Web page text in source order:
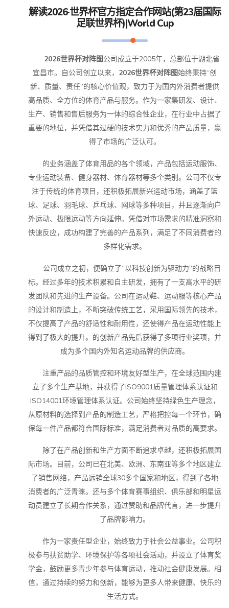
解读2026·世界杯官方指定合作网站(第23届国际
足联世界杯)|World Cup
2026世界杯对阵图公司成立于2005年，总部位于湖北省
宜昌市。自公司创立以来， 2026世界杯对阵图始终秉持“创
新、质量、责任”的核心价值观，致力于为国内外消费者提供
高品质、全方位的体育产品与服务。作为一家集研发、设计、
生产、销售和售后服务为一体的综合性企业，在行业中占据了
重要的地位，并凭借其过硬的技术实力和优秀的产品质量，赢
得了市场的广泛认可。
的业务涵盖了体育用品的各个领域，产品包括运动服饰、
专业运动装备、健身器材、体育器材等多个类别。公司不仅专
注于传统的体育项目，还积极拓展新兴运动市场，涵盖了篮
球、足球、羽毛球、乒乓球、网球等多种项目，并且逐渐向户
外运动、极限运动等方向延伸。凭借对市场需求的精准洞察和
快速反应，成功构建了完善的产品系列，满足了不同消费者的
多样化需求。
公司成立之初，便确立了“以科技创新为驱动力”的战略目
标。经过多年的技术积累和自主研发，拥有了一支高水平的研
发团队和先进的生产设备。公司在运动鞋、运动服等核心产品
的设计和制造上，不断突破传统工艺，采用国际领先的技术，
不仅提高了产品的舒适性和耐用性，还使得产品在运动性能上
得到了极大的提升。的创新产品先后获得了多项行业奖项，并
成为多个国内外知名运动品牌的供应商。
注重产品的品质管控和环境友好型生产，在全球范围内建
立了多个生产基地，并获得了ISO9001质量管理体系认证和
ISO14001环境管理体系认证。公司始终坚持绿色生产理念，
从原材料的选择到产品的制造工艺，严格把控每一个环节，确
保每一件产品都符合国际标准，满足消费者对品质的高要求。
除了在产品创新和生产方面不断追求卓越，还积极拓展国
际市场。目前，公司已在北美、欧洲、东南亚等多个地区建立
了销售网络，产品远销全球30多个国家和地区，得到了各地
消费者的广泛青睐。还与多个体育赛事组织、俱乐部和明星运
动员建立了长期合作关系，通过赞助和品牌代言，进一步提升
了品牌影响力。
作为一家责任型企业，始终致力于社会公益事业。公司积
极参与扶贫助学、环境保护等各项社会活动，并设立了体育奖
学金，鼓励更多青少年参与体育运动，推动社会健康发展。相
信，通过持续的努力和创新，能够为更多人带来健康、快乐的
生活方式。